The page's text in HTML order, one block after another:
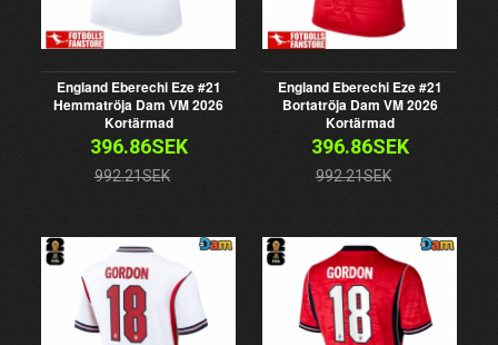
England Eberechi Eze #21
Hemmatröja Dam VM 2026
Kortärmad
396.86SEK
992.21SEK
England Eberechi Eze #21
Bortatröja Dam VM 2026
Kortärmad
396.86SEK
992.21SEK